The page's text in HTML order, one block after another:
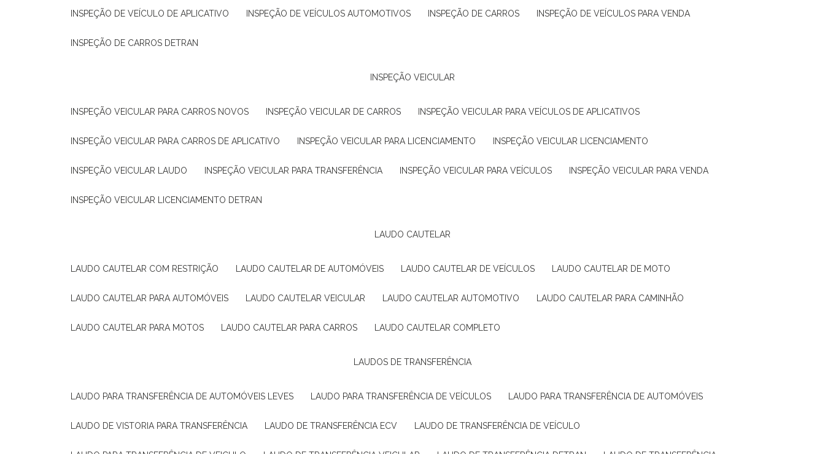
INSPEÇÃO DE VEÍCULO DE APLICATIVO INSPEÇÃO DE VEÍCULOS AUTOMOTIVOS INSPEÇÃO DE CARROS INSPEÇÃO DE VEÍCULOS PARA VENDA
INSPEÇÃO DE CARROS DETRAN
INSPEÇÃO VEICULAR
INSPEÇÃO VEICULAR PARA CARROS NOVOS INSPEÇÃO VEICULAR DE CARROS INSPEÇÃO VEICULAR PARA VEÍCULOS DE APLICATIVOS
INSPEÇÃO VEICULAR PARA CARROS DE APLICATIVO INSPEÇÃO VEICULAR PARA LICENCIAMENTO INSPEÇÃO VEICULAR LICENCIAMENTO
INSPEÇÃO VEICULAR LAUDO INSPEÇÃO VEICULAR PARA TRANSFERÊNCIA INSPEÇÃO VEICULAR PARA VEÍCULOS INSPEÇÃO VEICULAR PARA VENDA
INSPEÇÃO VEICULAR LICENCIAMENTO DETRAN
LAUDO CAUTELAR
LAUDO CAUTELAR COM RESTRIÇÃO LAUDO CAUTELAR DE AUTOMÓVEIS LAUDO CAUTELAR DE VEÍCULOS LAUDO CAUTELAR DE MOTO
LAUDO CAUTELAR PARA AUTOMÓVEIS LAUDO CAUTELAR VEICULAR LAUDO CAUTELAR AUTOMOTIVO LAUDO CAUTELAR PARA CAMINHÃO
LAUDO CAUTELAR PARA MOTOS LAUDO CAUTELAR PARA CARROS LAUDO CAUTELAR COMPLETO
LAUDOS DE TRANSFERÊNCIA
LAUDO PARA TRANSFERÊNCIA DE AUTOMÓVEIS LEVES LAUDO PARA TRANSFERÊNCIA DE VEÍCULOS LAUDO PARA TRANSFERÊNCIA DE AUTOMÓVEIS
LAUDO DE VISTORIA PARA TRANSFERÊNCIA LAUDO DE TRANSFERÊNCIA ECV LAUDO DE TRANSFERÊNCIA DE VEÍCULO